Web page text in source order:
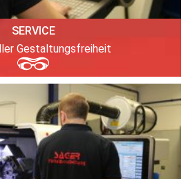
SERVICE
Gestaltungsfreiheit